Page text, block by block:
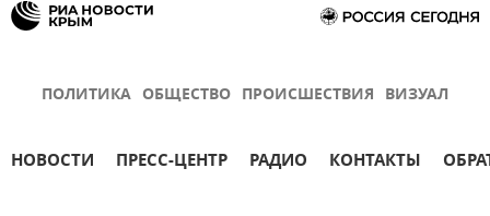
ПОЛИТИКА ОБЩЕСТВО ПРОИСШЕСТВИЯ ВИЗУАЛ
НОВОСТИ ПРЕСС-ЦЕНТР РАДИО КОНТАКТЫ